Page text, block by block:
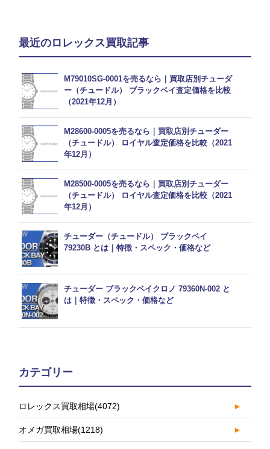
最近のロレックス買取記事
M79010SG-0001を売るなら｜買取店別チューダ
ー（チュードル） ブラックベイ査定価格を比較
（2021年12月）
M28600-0005を売るなら｜買取店別チューダー
（チュードル） ロイヤル査定価格を比較（2021
年12月）
M28500-0005を売るなら｜買取店別チューダー
（チュードル） ロイヤル査定価格を比較（2021
年12月）
チューダー（チュードル） ブラックベイ
79230B とは｜特徴・スペック・価格など
チューダー ブラックベイクロノ 79360N-002 と
は｜特徴・スペック・価格など
カテゴリー
ロレックス買取相場(4072) ►
オメガ買取相場(1218) ►